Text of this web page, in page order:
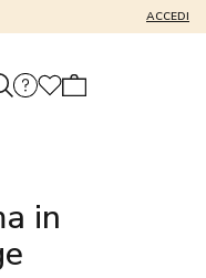
ACCEDI
in